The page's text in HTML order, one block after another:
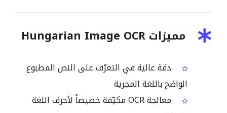
مميزات Hungarian Image OCR
دقة عالية في التعرّف على النص المطبوع
الواضح باللغة المجرية
معالجة OCR مكيّفة خصيصاً لأحرف اللغة